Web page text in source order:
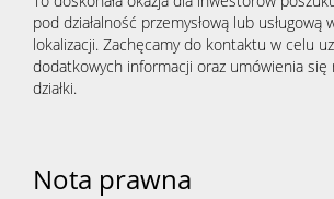
pod działalność przemysłową lub usługową
lokalizacji. Zachęcamy do kontaktu w celu
dodatkowych informacji oraz umówienia się
działki.
Nota prawna